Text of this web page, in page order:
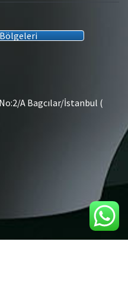
A Bagcılar/İstanbul (